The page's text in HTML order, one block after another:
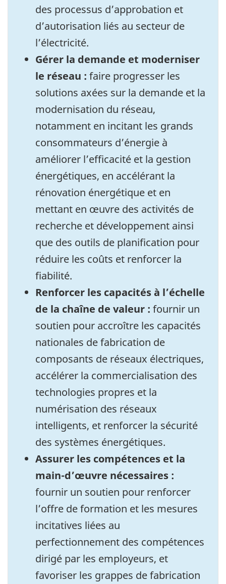
des processus d’approbation et
d’autorisation liés au secteur de
l’électricité.
Gérer la demande et moderniser
le réseau : faire progresser les
solutions axées sur la demande et la
modernisation du réseau,
notamment en incitant les grands
consommateurs d’énergie à
améliorer l’efficacité et la gestion
énergétiques, en accélérant la
rénovation énergétique et en
mettant en œuvre des activités de
recherche et développement ainsi
que des outils de planification pour
réduire les coûts et renforcer la
fiabilité.
Renforcer les capacités à l’échelle
de la chaîne de valeur : fournir un
soutien pour accroître les capacités
nationales de fabrication de
composants de réseaux électriques,
accélérer la commercialisation des
technologies propres et la
numérisation des réseaux
intelligents, et renforcer la sécurité
des systèmes énergétiques.
Assurer les compétences et la
main-d’œuvre nécessaires :
fournir un soutien pour renforcer
l’offre de formation et les mesures
incitatives liées au
perfectionnement des compétences
dirigé par les employeurs, et
favoriser les grappes de fabrication